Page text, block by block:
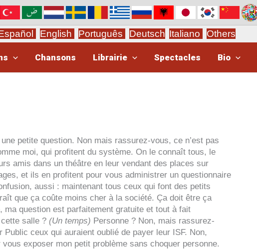
English Português Deutsch Italiano Others
Chansons Librairie Spectacles Bio
petite question. Non mais rassurez-vous, ce n’est pas
moi, qui profitent du système. On le connaît tous, le
amis dans un théâtre en leur vendant des places sur
et ils en profitent pour vous administrer un questionnaire
aussi : maintenant tous ceux qui font des petits
que ça coûte moins cher à la société. Ça doit être ça
question est parfaitement gratuite et tout à fait
salle ? (Un temps) Personne ? Non, mais rassurez-
ceux qui auraient oublié de payer leur ISF. Non,
exposer mon petit problème sans choquer personne.